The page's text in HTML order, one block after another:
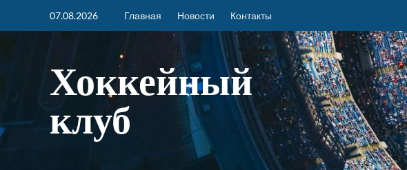
07.08.2026 Главная Новости Контакты
Хоккейный
клуб